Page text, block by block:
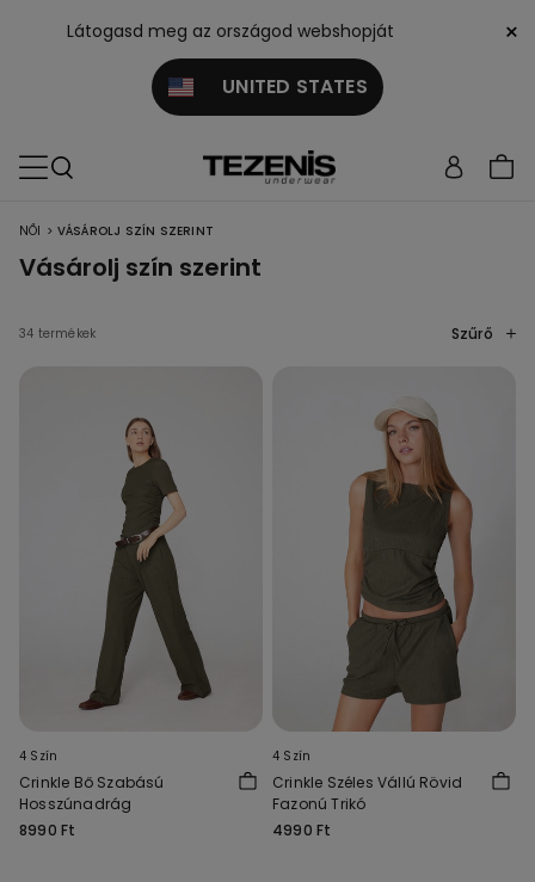
Látogasd meg az országod webshopját
UNITED STATES
×
NŐI > VÁSÁROLJ SZÍN SZERINT
Vásárolj szín szerint
34 termékek Szűrő
4 Szín
Crinkle Bő Szabású
Hosszúnadrág
8990 Ft
4 Szín
Crinkle Széles Vállú Rövid
Fazonú Trikó
4990 Ft